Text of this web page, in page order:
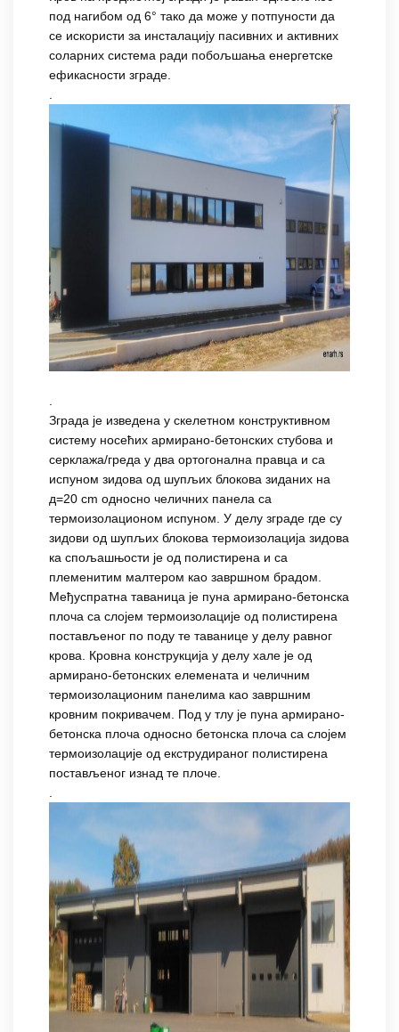
под нагибом од 6° тако да може у потпуности да
се искористи за инсталацију пасивних и активних
соларних система ради побољшања енергетске
ефикасности зграде.
.
.
Зграда је изведена у скелетном конструктивном
систему носећих армирано-бетонских стубова и
серклажа/греда у два ортогонална правца и са
испуном зидова од шупљих блокова зиданих на
д=20 cm односно челичних панела са
термоизолационом испуном. У делу зграде где су
зидови од шупљих блокова термоизолација зидова
ка спољашњости је од полистирена и са
племенитим малтером као завршном брадом.
Међуспратна таваница је пуна армирано-бетонска
плоча са слојем термоизолације од полистирена
постављеног по поду те таванице у делу равног
крова. Кровна конструкција у делу хале је од
армирано-бетонских елемената и челичним
термоизолационим панелима као завршним
кровним покривачем. Под у тлу је пуна армирано-
бетонска плоча односно бетонска плоча са слојем
термоизолације од екструдираног полистирена
постављеног изнад те плоче.
.